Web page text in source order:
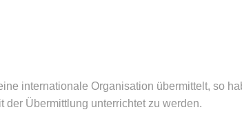
internationale Organisation übermittelt, so
der Übermittlung unterrichtet zu werden.